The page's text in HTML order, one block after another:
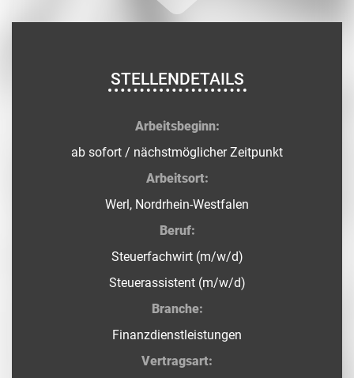
STELLENDETAILS
Arbeitsbeginn:
ab sofort / nächstmöglicher Zeitpunkt
Arbeitsort:
Werl, Nordrhein-Westfalen
Beruf:
Steuerfachwirt (m/w/d)
Steuerassistent (m/w/d)
Branche:
Finanzdienstleistungen
Vertragsart: